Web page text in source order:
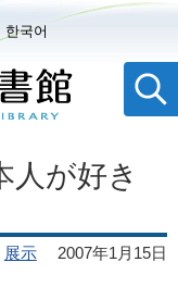
한국어
人が好き
展示 2007年1月15日